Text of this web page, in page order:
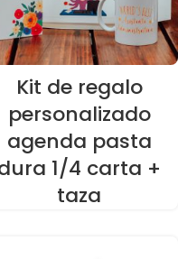
Kit de regalo
personalizado
agenda pasta
1/4 carta +
taza